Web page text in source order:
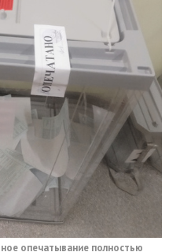
опечатывание полностью